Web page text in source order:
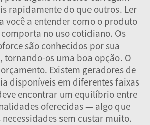
rapidamente do que outros. Ler
você a entender como o produto
no uso cotidiano. Os
são conhecidos por sua
os uma boa opção. O
Existem geradores de
disponíveis em diferentes faixas
encontrar um equilíbrio entre
oferecidas — algo que
necessidades sem custar muito.